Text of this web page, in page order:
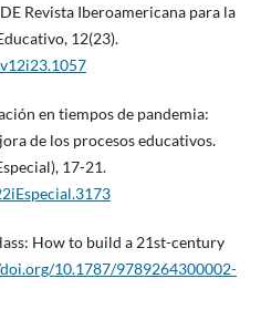
Revista Iberoamericana para la
12(23).
en tiempos de pandemia:
de los procesos educativos.
17-21.
How to build a 21st-century
10.1787/9789264300002-